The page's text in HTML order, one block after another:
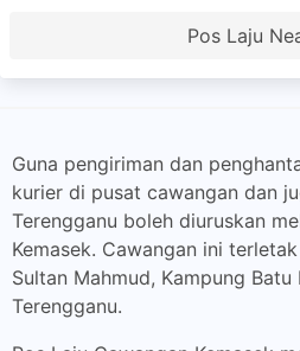
Pos Laju
Guna pengiriman dan
kurier di pusat cawangan dan
Terengganu boleh diuruskan
Kemasek. Cawangan ini
Sultan Mahmud, Kampung Batu
Terengganu.